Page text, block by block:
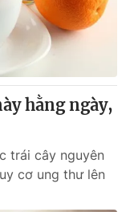
hằng ngày,
trái cây nguyên
cơ ung thư lên